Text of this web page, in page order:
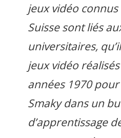
jeux vidéo
Suisse sont liés
universitaires,
jeux vidéo
années 1970
Smaky dans un
d’apprentissage